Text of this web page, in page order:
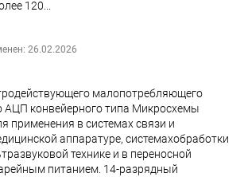
120...
26.02.2026
малопотребляющего
АЦП конвейерного типа Микросхемы
применения в системах связи и
аппаратуре, системахобработки
технике и в переносной
питанием. 14-разрядный